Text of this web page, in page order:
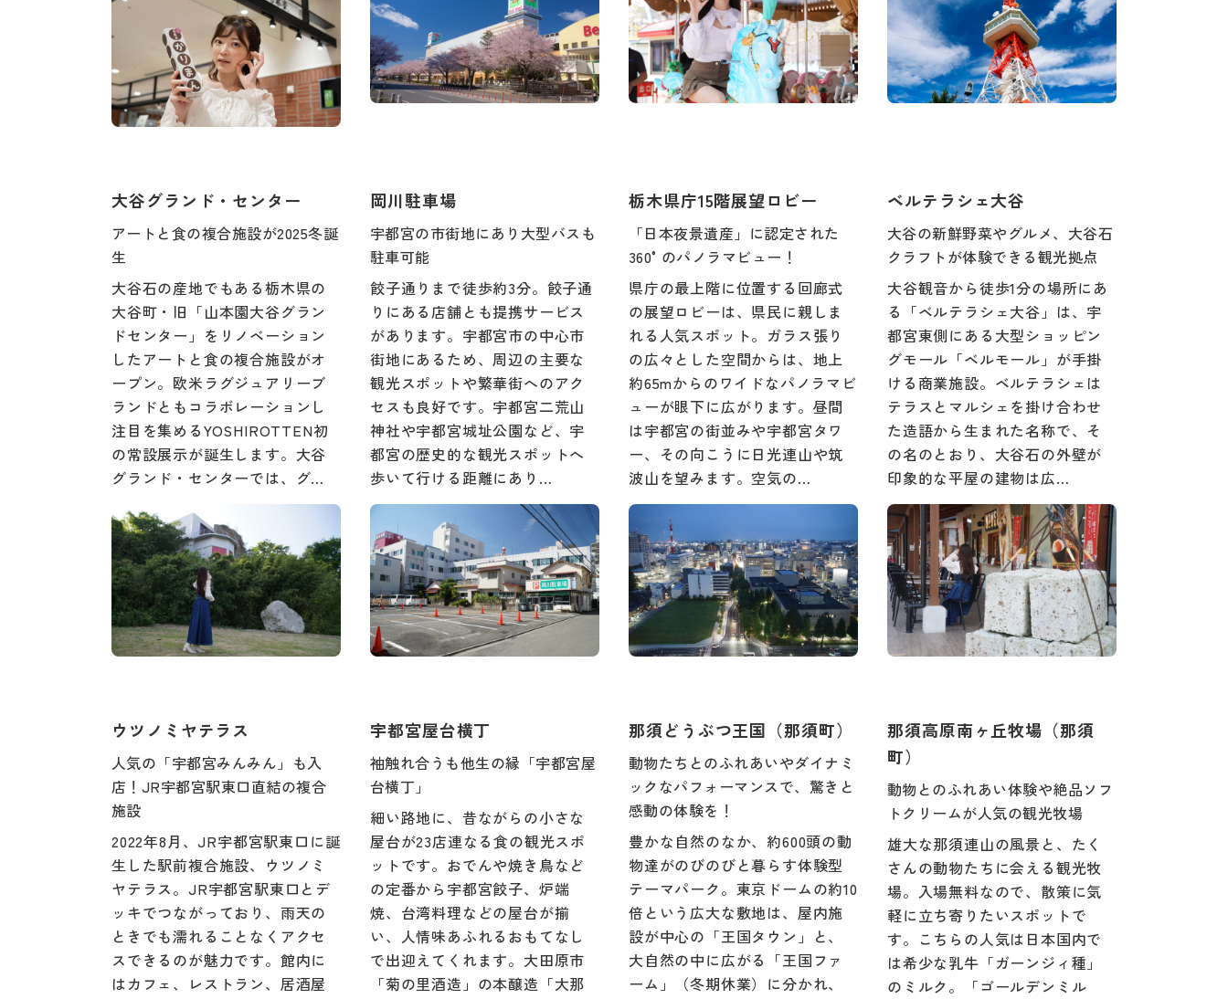
大谷グランド・センター
アートと食の複合施設が2025冬誕
生
大谷石の産地でもある栃木県の
大谷町・旧「山本園大谷グラン
ドセンター」をリノベーション
したアートと食の複合施設がオ
ープン。欧米ラグジュアリーブ
ランドともコラボレーションし
注目を集めるYOSHIROTTEN初
の常設展示が誕生します。大谷
グランド・センターでは、グ…
岡川駐車場
宇都宮の市街地にあり大型バスも
駐車可能
餃子通りまで徒歩約3分。餃子通
りにある店舗とも提携サービス
があります。宇都宮市の中心市
街地にあるため、周辺の主要な
観光スポットや繁華街へのアク
セスも良好です。宇都宮二荒山
神社や宇都宮城址公園など、宇
都宮の歴史的な観光スポットへ
歩いて行ける距離にあり…
栃木県庁15階展望ロビー
「日本夜景遺産」に認定された
360°のパノラマビュー！
県庁の最上階に位置する回廊式
の展望ロビーは、県民に親しま
れる人気スポット。ガラス張り
の広々とした空間からは、地上
約65mからのワイドなパノラマビ
ューが眼下に広がります。昼間
は宇都宮の街並みや宇都宮タワ
ー、その向こうに日光連山や筑
波山を望みます。空気の…
ベルテラシェ大谷
大谷の新鮮野菜やグルメ、大谷石
クラフトが体験できる観光拠点
大谷観音から徒歩1分の場所にあ
る「ベルテラシェ大谷」は、宇
都宮東側にある大型ショッピン
グモール「ベルモール」が手掛
ける商業施設。ベルテラシェは
テラスとマルシェを掛け合わせ
た造語から生まれた名称で、そ
の名のとおり、大谷石の外壁が
印象的な平屋の建物は広…
ウツノミヤテラス
人気の「宇都宮みんみん」も入
店！JR宇都宮駅東口直結の複合
施設
2022年8月、JR宇都宮駅東口に誕
生した駅前複合施設、ウツノミ
ヤテラス。JR宇都宮駅東口とデ
ッキでつながっており、雨天の
ときでも濡れることなくアクセ
スできるのが魅力です。館内に
はカフェ、レストラン、居酒屋
宇都宮屋台横丁
袖触れ合うも他生の縁「宇都宮屋
台横丁」
細い路地に、昔ながらの小さな
屋台が23店連なる食の観光スポ
ットです。おでんや焼き鳥など
の定番から宇都宮餃子、炉端
焼、台湾料理などの屋台が揃
い、人情味あふれるおもてなし
で出迎えてくれます。大田原市
「菊の里酒造」の本醸造「大那
那須どうぶつ王国（那須町）
動物たちとのふれあいやダイナミ
ックなパフォーマンスで、驚きと
感動の体験を！
豊かな自然のなか、約600頭の動
物達がのびのびと暮らす体験型
テーマパーク。東京ドームの約10
倍という広大な敷地は、屋内施
設が中心の「王国タウン」と、
大自然の中に広がる「王国ファ
ーム」（冬期休業）に分かれ、
那須高原南ヶ丘牧場（那須
町）
動物とのふれあい体験や絶品ソフ
トクリームが人気の観光牧場
雄大な那須連山の風景と、たく
さんの動物たちに会える観光牧
場。入場無料なので、散策に気
軽に立ち寄りたいスポットで
す。こちらの人気は日本国内で
は希少な乳牛「ガーンジィ種」
のミルク。「ゴールデンミル